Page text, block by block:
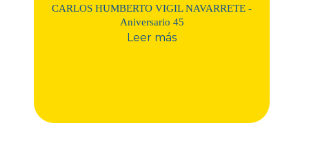
CARLOS HUMBERTO VIGIL NAVARRETE -
Aniversario 45
Leer más